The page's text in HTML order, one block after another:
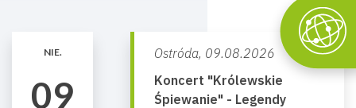
NIE.
09
Ostróda, 09.08.2026
Koncert "Królewskie
Śpiewanie" - Legendy